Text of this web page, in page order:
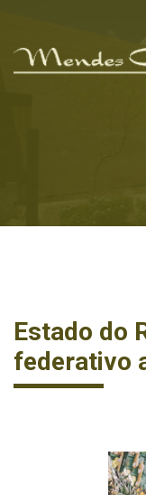
Estado do
federativo